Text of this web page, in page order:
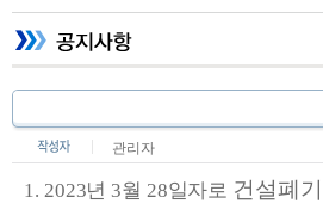
관리자
1. 2023년3월 28일자로 건설폐